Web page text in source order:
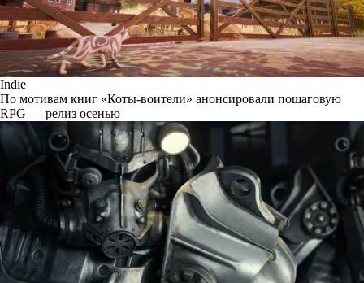
Indie
По мотивам книг «Коты-воители» анонсировали пошаговую
RPG — релиз осенью